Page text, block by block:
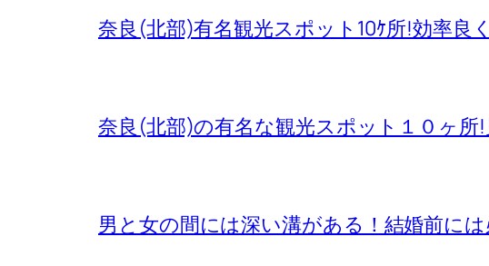
奈良(北部)有名観光スポット10ｹ所!効率良
奈良(北部)の有名な観光スポット１０ヶ所
男と女の間には深い溝がある！結婚前に